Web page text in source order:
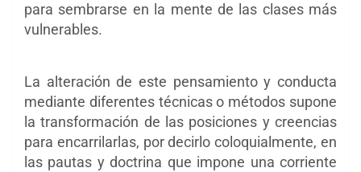
para sembrarse en la mente de las clases más
vulnerables.
La alteración de este pensamiento y conducta
mediante diferentes técnicas o métodos supone
la transformación de las posiciones y creencias
para encarrilarlas, por decirlo coloquialmente, en
las pautas y doctrina que impone una corriente